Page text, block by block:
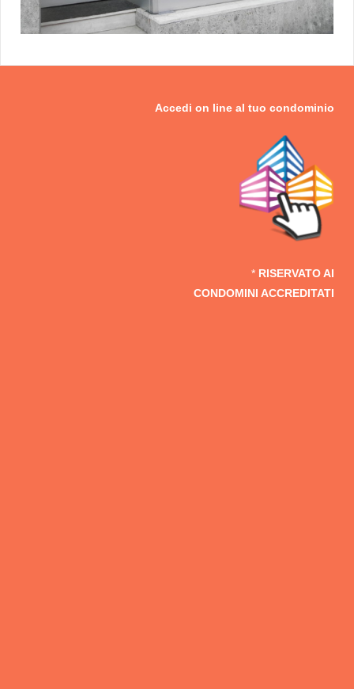
Accedi on line al tuo condominio
* RISERVATO AI
CONDOMINI ACCREDITATI